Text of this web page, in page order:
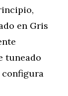
en Gris
tuneado
configura